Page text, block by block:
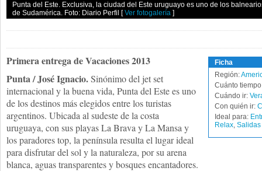
Punta del Este. Exclusiva, la ciudad del Este uruguayo es uno de los
de Sudamérica. Foto: Diario Perfil [Ver fotogalería ]
Ficha
Región:
Cuánto
Cuándo ir:
Con quién ir:
Ideal para:
Relax,
Primera entrega de Vacaciones 2013
Punta / José Ignacio.Sinónimo del jet set
internacional y la buena vida, Punta del Este es uno
de los destinos más elegidos entre los turistas
argentinos. Ubicada al sudeste de la costa
uruguaya, con sus playas La Brava y La Mansa y
los paradores top, la península resulta el lugar ideal
para disfrutar del sol y la naturaleza, por su arena
blanca, aguas transparentes y bosques encantadores.